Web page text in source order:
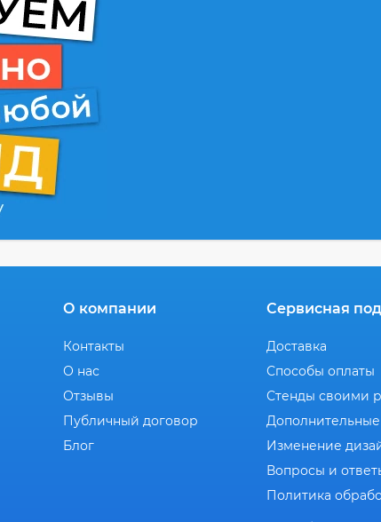
О компании
Контакты
О нас
Отзывы
Публичный договор
Блог
Сервисная
Доставка
Способы оплаты
Стенды своими
Изменение
Вопросы и
Политика